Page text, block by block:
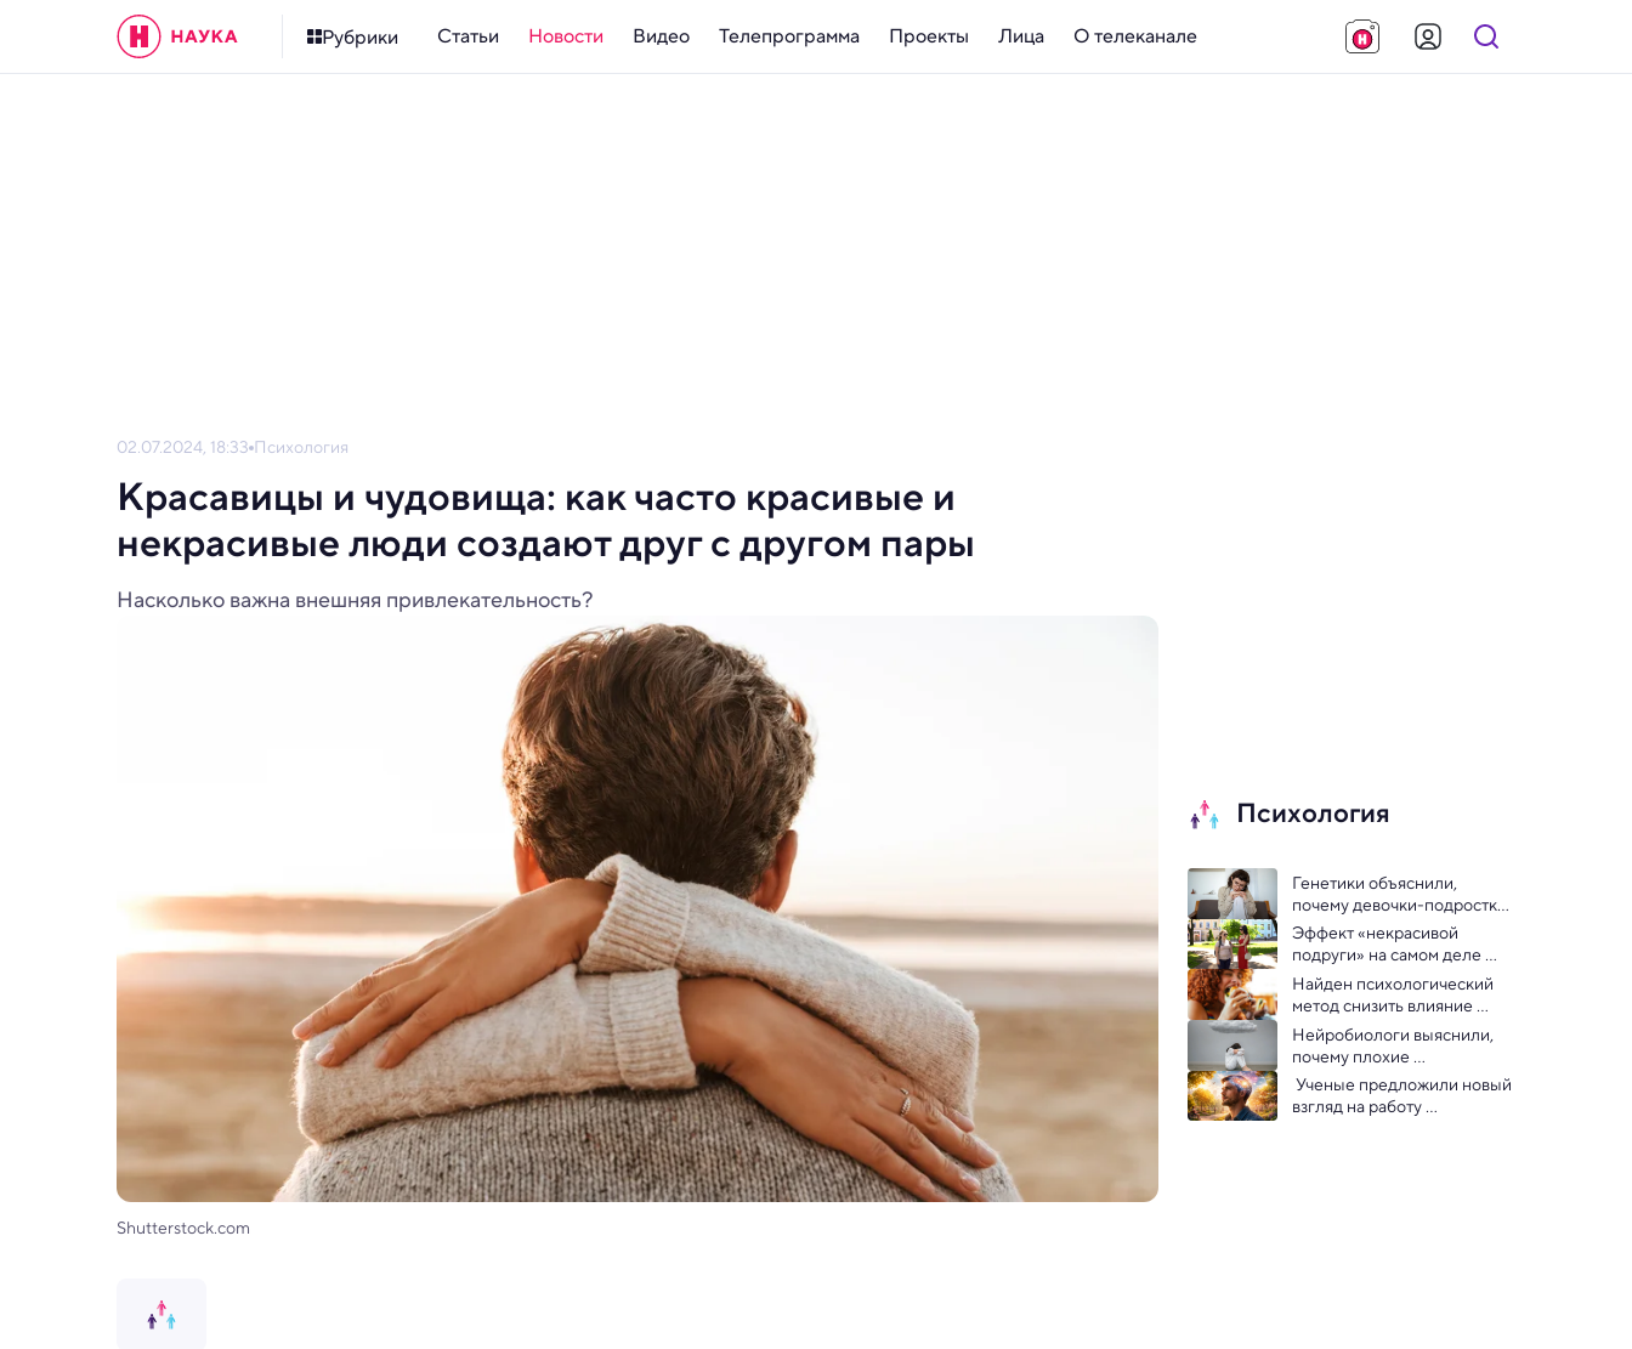
Рубрики Статьи Новости Видео Телепрограмма Проекты Лица О телеканале
02.07.2024, 18:33 Психология
Красавицы и чудовища: как часто красивые и
некрасивые люди создают друг с другом пары
Насколько важна внешняя привлекательность?
Shutterstock.com
Психология
Генетики объяснили,
почему девочки-подростки
более депрессивны, чем
Эффект «некрасивой
подруги» на самом деле
работает — исследование
Найден психологический
метод снизить влияние
стресса на выбор еды
Нейробиологи выяснили,
почему плохие
воспоминания сложно
забыть
Ученые предложили новый
взгляд на работу